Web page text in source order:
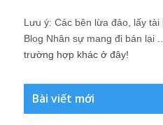
Lưu ý: Các bên lừa đảo, lấy tài
Blog Nhân sự mang đi bán lại
trường hợp khác ở đây!
Bài viết mới